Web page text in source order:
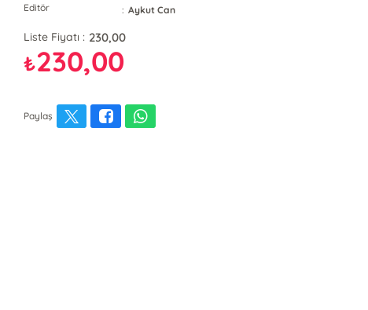
Editör : Aykut Can
Liste Fiyatı : 230,00
₺230,00
Paylaş